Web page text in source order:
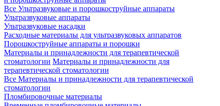
Все Ультразвуковые и порошкоструйные аппараты
Ультразвуковые аппараты
Ультразвуковые насадки
Расходные материалы для ультразвуковых аппаратов
Порошкоструйные аппараты и порошки
Материалы и принадлежности для терапевтической
стоматологии Материалы и принадлежности для
терапевтической стоматологии
Все Материалы и принадлежности для терапевтической
стоматологии
Пломбировочные материалы